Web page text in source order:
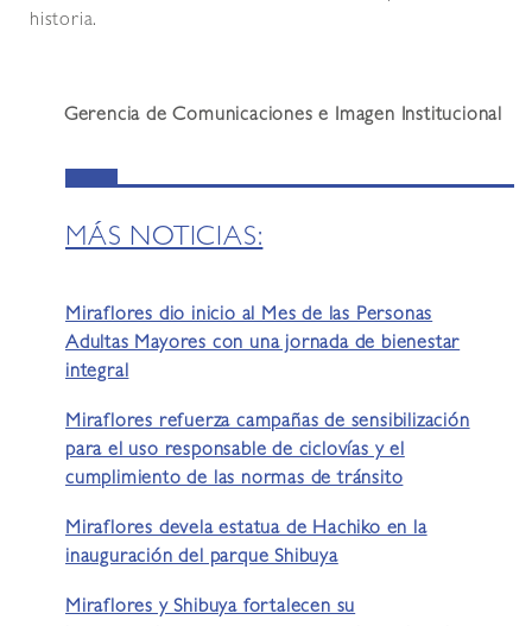
historia.
Gerencia de Comunicaciones e Imagen Institucional
MÁS NOTICIAS:
Miraflores dio inicio al Mes de las Personas
Adultas Mayores con una jornada de bienestar
integral
Miraflores refuerza campañas de sensibilización
para el uso responsable de ciclovías y el
cumplimiento de las normas de tránsito
Miraflores devela estatua de Hachiko en la
inauguración del parque Shibuya
Miraflores y Shibuya fortalecen su